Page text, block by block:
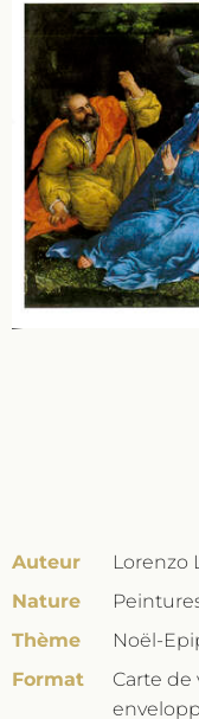
Auteur
Lorenzo
Nature
Thème
Noël-
Format
Carte de